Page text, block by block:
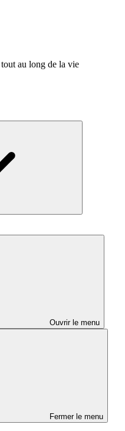
au long de la vie
Ouvrir le menu
Fermer le menu